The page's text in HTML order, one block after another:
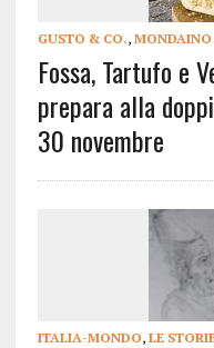
GUSTO & CO., MONDAINO
Fossa, Tartufo e
prepara alla
30 novembre
ITALIA-MONDO, LE